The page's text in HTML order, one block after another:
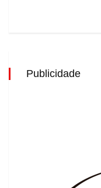
Publicidade